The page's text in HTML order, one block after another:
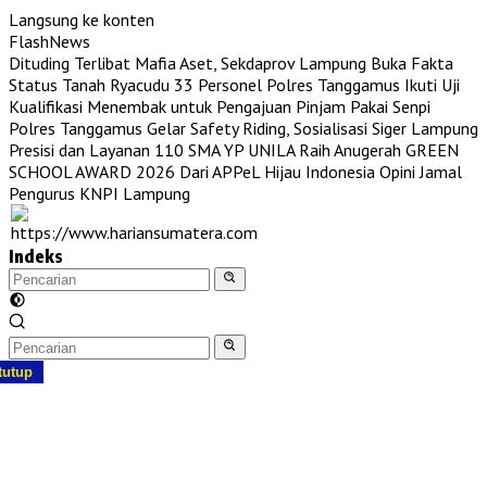
Langsung ke konten
FlashNews
Dituding Terlibat Mafia Aset, Sekdaprov Lampung Buka Fakta
Status Tanah Ryacudu 33 Personel Polres Tanggamus Ikuti Uji
Kualifikasi Menembak untuk Pengajuan Pinjam Pakai Senpi
Polres Tanggamus Gelar Safety Riding, Sosialisasi Siger Lampung
Presisi dan Layanan 110 SMA YP UNILA Raih Anugerah GREEN
SCHOOL AWARD 2026 Dari APPeL Hijau Indonesia Opini Jamal
Pengurus KNPI Lampung
Indeks